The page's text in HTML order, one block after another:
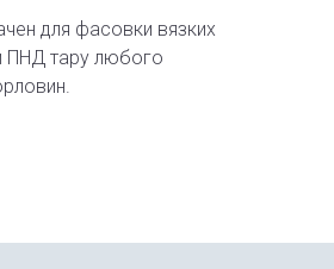
для фасовки вязких
ПНД тару любого